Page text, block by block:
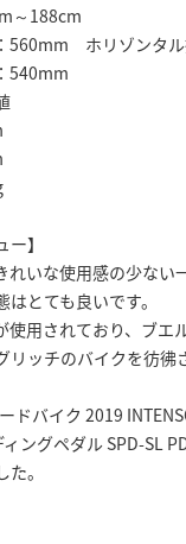
～188cm
560mm ホリゾンタ
540mm
】
れいな使用感の少ない
とても良いです。
使用されており、ブエ
リッチのバイクを彷彿
ドバイク 2019
ングペダル SPD-SL
。